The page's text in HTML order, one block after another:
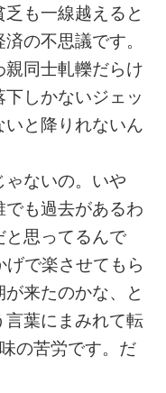
も一線越えると
の不思議です。
同士軋轢だらけ
しかないジェッ
いと降りれないん
ないの。いや
も過去があるわ
と思ってるんで
で楽させてもら
来たのかな、と
言葉にまみれて転
の苦労です。だ